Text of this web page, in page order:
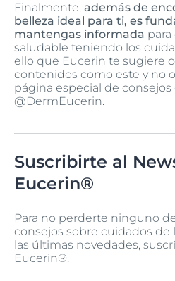
Finalmente, además de
belleza ideal para ti, es
mantengas informada
saludable teniendo los
ello que Eucerin te sugiere
contenidos como este y no
página especial de
@DermEucerin.
Suscribirte al
Eucerin®
Para no perderte ninguno
consejos sobre cuidados de
las últimas novedades,
Eucerin®.